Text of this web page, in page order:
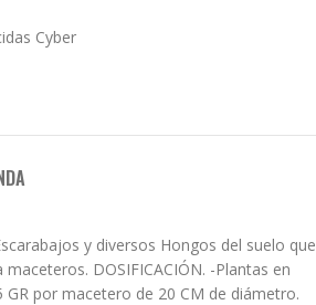
Cyber
y diversos Hongos del suelo que
DOSIFICACIÓN. -Plantas en
por macetero de 20 CM de diámetro.